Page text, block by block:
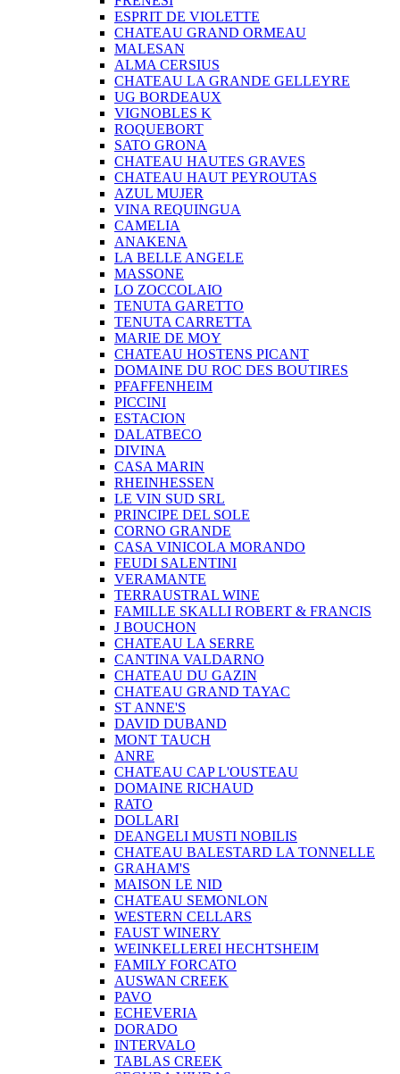
ESPRIT DE VIOLETTE
CHATEAU GRAND ORMEAU
MALESAN
ALMA CERSIUS
CHATEAU LA GRANDE GELLEYRE
UG BORDEAUX
VIGNOBLES K
ROQUEBORT
SATO GRONA
CHATEAU HAUTES GRAVES
CHATEAU HAUT PEYROUTAS
AZUL MUJER
VINA REQUINGUA
CAMELIA
ANAKENA
LA BELLE ANGELE
MASSONE
LO ZOCCOLAIO
TENUTA GARETTO
TENUTA CARRETTA
MARIE DE MOY
CHATEAU HOSTENS PICANT
DOMAINE DU ROC DES BOUTIRES
PFAFFENHEIM
PICCINI
ESTACION
DALATBECO
DIVINA
CASA MARIN
RHEINHESSEN
LE VIN SUD SRL
PRINCIPE DEL SOLE
CORNO GRANDE
CASA VINICOLA MORANDO
FEUDI SALENTINI
VERAMANTE
TERRAUSTRAL WINE
FAMILLE SKALLI ROBERT & FRANCIS
J BOUCHON
CHATEAU LA SERRE
CANTINA VALDARNO
CHATEAU DU GAZIN
CHATEAU GRAND TAYAC
ST ANNE'S
DAVID DUBAND
MONT TAUCH
ANRE
CHATEAU CAP L'OUSTEAU
DOMAINE RICHAUD
RATO
DOLLARI
DEANGELI MUSTI NOBILIS
CHATEAU BALESTARD LA TONNELLE
GRAHAM'S
MAISON LE NID
CHATEAU SEMONLON
WESTERN CELLARS
FAUST WINERY
WEINKELLEREI HECHTSHEIM
FAMILY FORCATO
AUSWAN CREEK
PAVO
ECHEVERIA
DORADO
INTERVALO
TABLAS CREEK